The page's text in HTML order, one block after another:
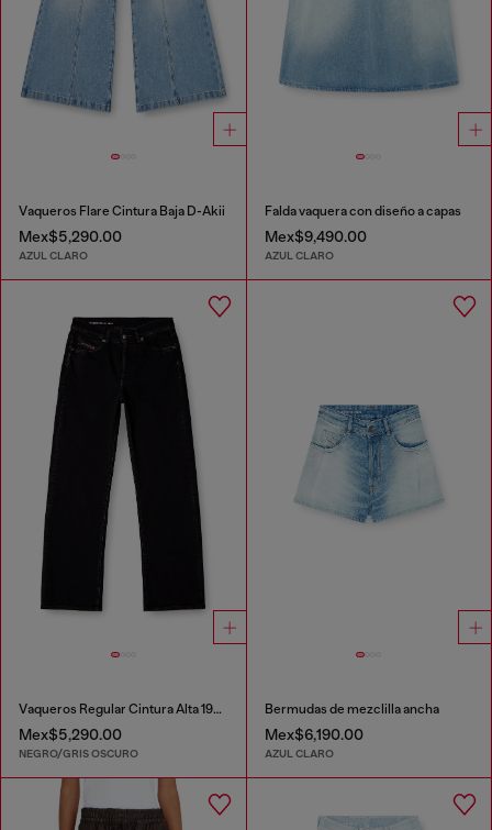
Vaqueros Flare Cintura Baja D-Akii
Mex$5,290.00
AZUL CLARO
Falda vaquera con diseño a capas
Mex$9,490.00
AZUL CLARO
Vaqueros Regular Cintura Alta 1971 D-Sent
Mex$5,290.00
NEGRO/GRIS OSCURO
Bermudas de mezclilla ancha
Mex$6,190.00
AZUL CLARO